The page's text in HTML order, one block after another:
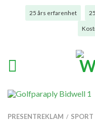
25 års erfarenhet
PRESENTREKLAM / SPORT